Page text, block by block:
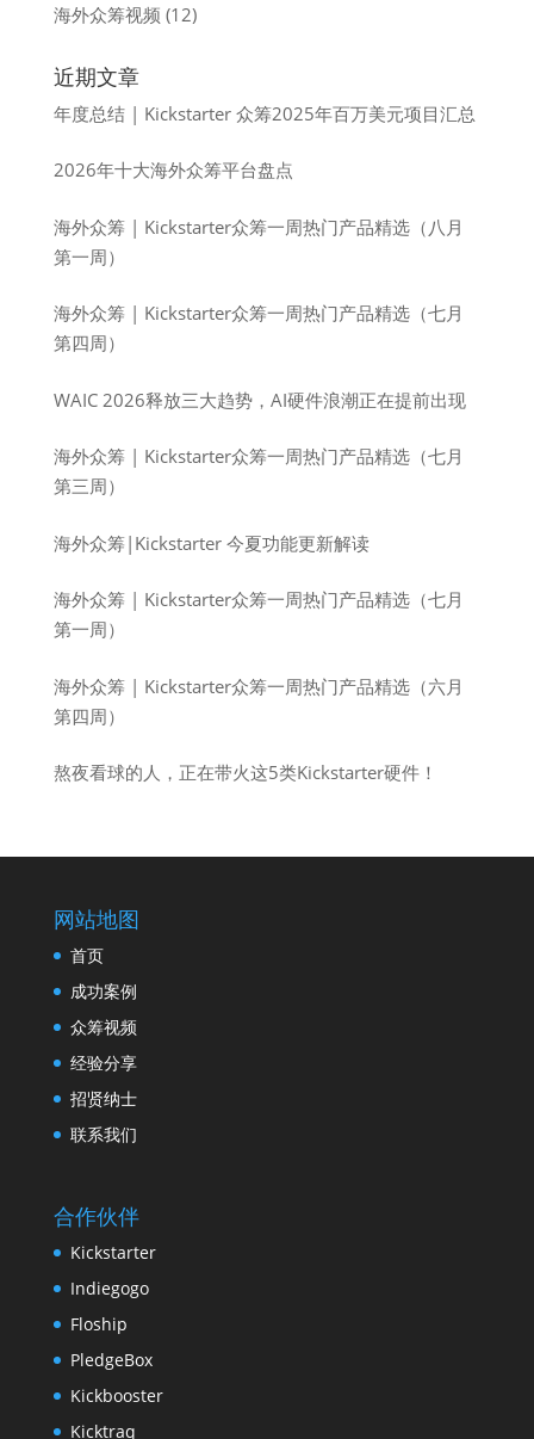
海外众筹视频 (12)
近期文章
年度总结 | Kickstarter 众筹2025年百万美元项目汇总
2026年十大海外众筹平台盘点
海外众筹 | Kickstarter众筹一周热门产品精选（八月
第一周）
海外众筹 | Kickstarter众筹一周热门产品精选（七月
第四周）
WAIC 2026释放三大趋势，AI硬件浪潮正在提前出现
海外众筹 | Kickstarter众筹一周热门产品精选（七月
第三周）
海外众筹|Kickstarter 今夏功能更新解读
海外众筹 | Kickstarter众筹一周热门产品精选（七月
第一周）
海外众筹 | Kickstarter众筹一周热门产品精选（六月
第四周）
熬夜看球的人，正在带火这5类Kickstarter硬件！
网站地图
首页
成功案例
众筹视频
经验分享
招贤纳士
联系我们
合作伙伴
Kickstarter
Indiegogo
Floship
PledgeBox
Kickbooster
Kicktraq